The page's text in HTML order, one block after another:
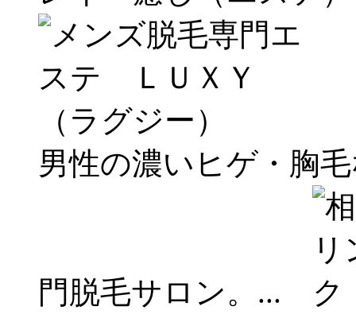
男性の濃いヒゲ・胸
門脱毛サロン。...